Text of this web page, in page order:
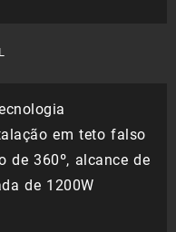
em teto falso
de 360º, alcance de
de 1200W